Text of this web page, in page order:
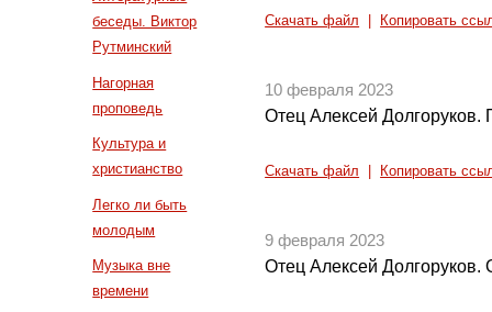
беседы. Виктор
Рутминский
Нагорная
проповедь
Культура и
христианство
Легко ли быть
молодым
Музыка вне
времени
Скачать файл Копировать
10 февраля 2023
Отец Алексей Долгоруков.
Скачать файл Копировать
9 февраля 2023
Отец Алексей Долгоруков.